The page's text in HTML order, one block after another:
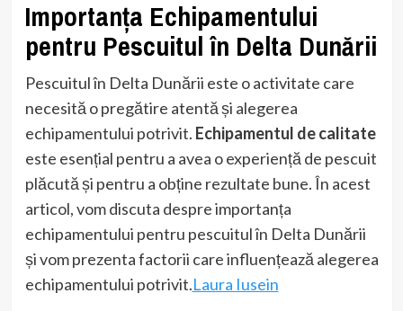
Importanța Echipamentului
pentru Pescuitul în Delta Dunării
Pescuitul în Delta Dunării este o activitate care
necesită o pregătire atentă și alegerea
echipamentului potrivit. Echipamentul de calitate
este esențial pentru a avea o experiență de pescuit
plăcută și pentru a obține rezultate bune. În acest
articol, vom discuta despre importanța
echipamentului pentru pescuitul în Delta Dunării
și vom prezenta factorii care influențează alegerea
echipamentului potrivit.Laura Iusein